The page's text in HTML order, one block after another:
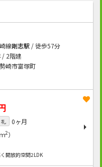
線剛志駅/ 徒歩57分
/ 2階建
崎市富塚町
礼
0ヶ月
2）
開放的空間2LDK